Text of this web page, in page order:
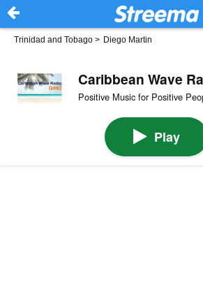
Trinidad and Tobago > Diego Martin
Caribbean Wave
Positive Music for Positive
Play